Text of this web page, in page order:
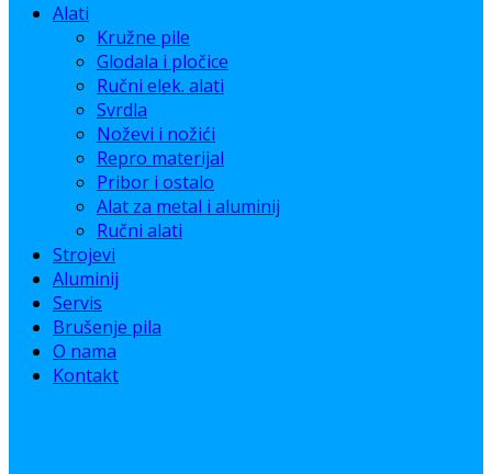
Alati
Kružne pile
Glodala i pločice
Ručni elek. alati
Svrdla
Noževi i nožići
Repro materijal
Pribor i ostalo
Alat za metal i aluminij
Ručni alati
Strojevi
Aluminij
Servis
Brušenje pila
O nama
Kontakt